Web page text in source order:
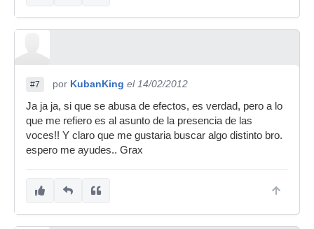
#7 por KubanKing el 14/02/2012
Ja ja ja, si que se abusa de efectos, es verdad, pero a lo
que me refiero es al asunto de la presencia de las
voces!! Y claro que me gustaria buscar algo distinto bro.
espero me ayudes.. Grax